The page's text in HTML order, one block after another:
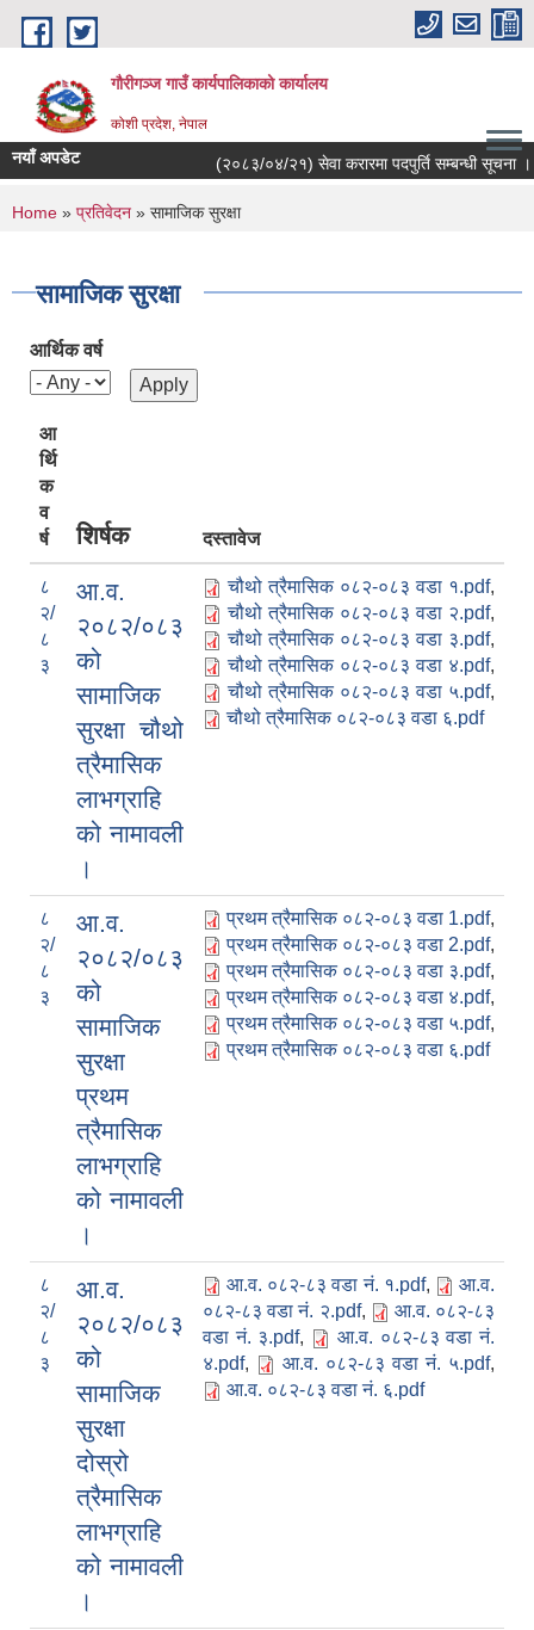
Skip to main content
गौरीगञ्‍ज गाउँ कार्यपालिकाको कार्यालय
कोशी प्रदेश, नेपाल
नयाँ अपडेट (२०८३/०४/२१) सेवा करारमा पदपुर्ति सम्बन्धी सूचना ।
You are here
Home » प्रतिवेदन » सामाजिक सुरक्षा
सामाजिक सुरक्षा
आर्थिक वर्ष
आ
र्थि
क
व
र्ष
शिर्षक दस्तावेज
८
२/
८
३
आ.व.
२०८२/०८३
को
सामाजिक
सुरक्षा चौथो
त्रैमासिक
लाभग्राहि
को नामावली
।
चौथो त्रैमासिक ०८२-०८३ वडा १.pdf,
चौथो त्रैमासिक ०८२-०८३ वडा २.pdf,
चौथो त्रैमासिक ०८२-०८३ वडा ३.pdf,
चौथो त्रैमासिक ०८२-०८३ वडा ४.pdf,
चौथो त्रैमासिक ०८२-०८३ वडा ५.pdf,
चौथो त्रैमासिक ०८२-०८३ वडा ६.pdf
८
२/
८
३
आ.व.
२०८२/०८३
को
सामाजिक
सुरक्षा
प्रथम
त्रैमासिक
लाभग्राहि
को नामावली
।
प्रथम त्रैमासिक ०८२-०८३ वडा 1.pdf,
प्रथम त्रैमासिक ०८२-०८३ वडा 2.pdf,
प्रथम त्रैमासिक ०८२-०८३ वडा ३.pdf,
प्रथम त्रैमासिक ०८२-०८३ वडा ४.pdf,
प्रथम त्रैमासिक ०८२-०८३ वडा ५.pdf,
प्रथम त्रैमासिक ०८२-०८३ वडा ६.pdf
८
२/
८
३
आ.व.
२०८२/०८३
को
सामाजिक
सुरक्षा
दोस्रो
त्रैमासिक
लाभग्राहि
को नामावली
।
आ.व. ०८२-८३ वडा नं. १.pdf,
आ.व.
०८२-८३ वडा नं. २.pdf,
आ.व. ०८२-८३
वडा नं. ३.pdf,
आ.व. ०८२-८३ वडा नं.
४.pdf, आ.व. ०८२-८३ वडा नं. ५.pdf,
आ.व. ०८२-८३ वडा नं. ६.pdf